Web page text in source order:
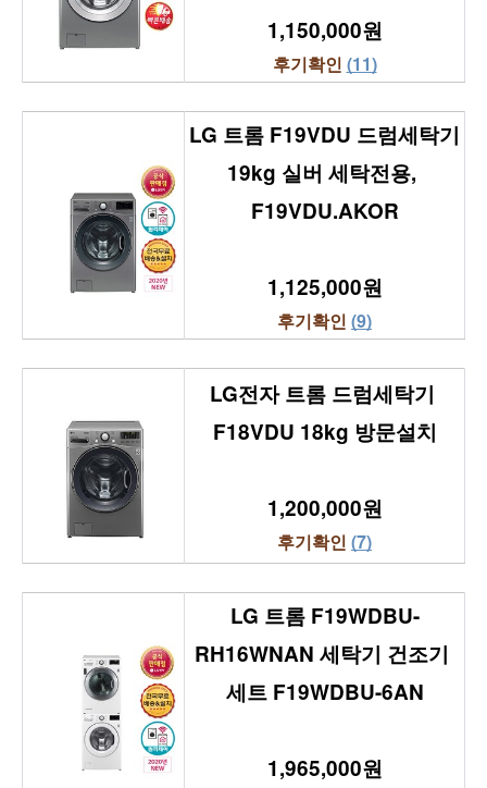
1,150,000원
후기확인 (11)
LG 트롬 F19VDU 드럼세탁기
19kg 실버 세탁전용,
F19VDU.AKOR
1,125,000원
후기확인 (9)
LG전자 트롬 드럼세탁기
F18VDU 18kg 방문설치
1,200,000원
후기확인 (7)
LG 트롬 F19WDBU-
RH16WNAN 세탁기 건조기
세트 F19WDBU-6AN
1,965,000원